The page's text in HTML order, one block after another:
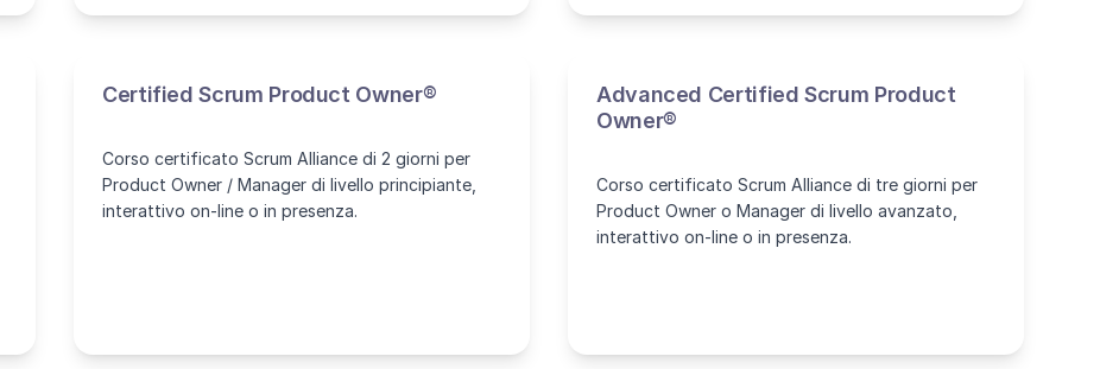
Certified Scrum Product Owner®
Corso certificato Scrum Alliance di 2 giorni per
Product Owner / Manager di livello principiante,
interattivo on-line o in presenza.
Advanced Certified Scrum Product
Owner®
Corso certificato Scrum Alliance di tre giorni per
Product Owner o Manager di livello avanzato,
interattivo on-line o in presenza.